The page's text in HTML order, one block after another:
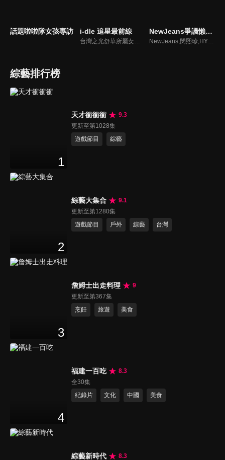
話題啦啦隊女孩專訪 i-dle 追星最前線
台灣之光舒華所屬女團最新消息報你知
NewJeans爭議懶人包
綜藝排行榜
1
天才衝衝衝
9.3
更新至第1028集
遊戲節目
綜藝
2
綜藝大集合
9.1
更新至第1280集
遊戲節目
戶外 綜藝 台灣
3
詹姆士出走料理
9
更新至第367集
烹飪
旅遊 美食
4
福建一百吃
8.3
全30集
紀錄片
文化 中國 美食
綜藝新時代
8.3